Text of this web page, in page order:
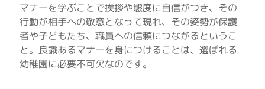
マナーを学ぶことで挨拶や態度に自信がつき、その
行動が相手への敬意となって現れ、その姿勢が保護
者や子どもたち、職員への信頼につながるというこ
と。良識あるマナーを身につけることは、選ばれる
幼稚園に必要不可欠なのです。